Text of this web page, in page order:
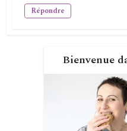
Répondre
Bienvenue